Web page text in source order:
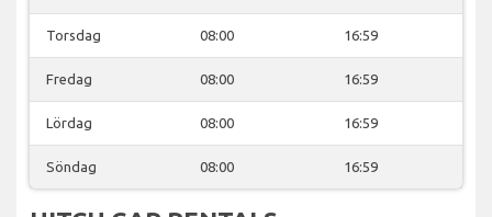
Torsdag 08:00 16:59
Fredag 08:00 16:59
Lördag 08:00 16:59
Söndag 08:00 16:59